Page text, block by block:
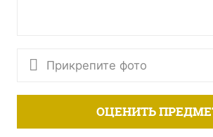
Прикрепите фото
ОЦЕНИТЬ